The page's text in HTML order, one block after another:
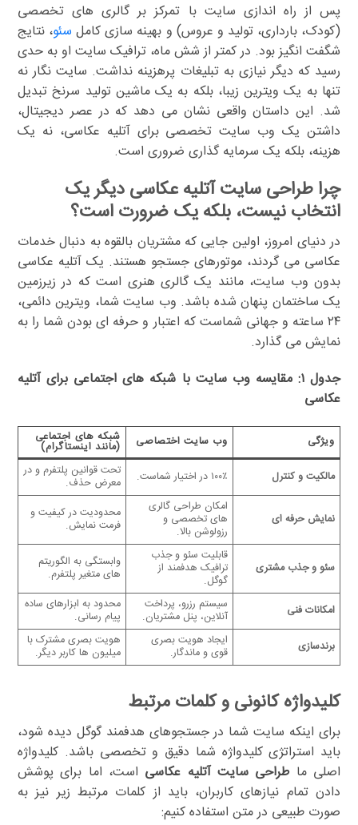
پس از راه اندازی سایت با تمرکز بر گالری های تخصصی
(کودک، بارداری، تولید و عروس) و بهینه سازی کامل سئو، نتایج
شگفت انگیز بود. در کمتر از شش ماه، ترافیک سایت او به حدی
رسید که دیگر نیازی به تبلیغات پرهزینه نداشت. سایت نگار نه
تنها به یک ویترین زیبا، بلکه به یک ماشین تولید سرنخ تبدیل
شد. این داستان واقعی نشان می دهد که در عصر دیجیتال،
داشتن یک وب سایت تخصصی برای آتلیه عکاسی، نه یک
هزینه، بلکه یک سرمایه گذاری ضروری است.
چرا طراحی سایت آتلیه عکاسی دیگر یک
انتخاب نیست، بلکه یک ضرورت است؟
در دنیای امروز، اولین جایی که مشتریان بالقوه به دنبال خدمات
عکاسی می گردند، موتورهای جستجو هستند. یک آتلیه عکاسی
بدون وب سایت، مانند یک گالری هنری است که در زیرزمین
یک ساختمان پنهان شده باشد. وب سایت شما، ویترین دائمی،
۲۴ ساعته و جهانی شماست که اعتبار و حرفه ای بودن شما را به
نمایش می گذارد.
جدول ۱: مقایسه وب سایت با شبکه های اجتماعی برای آتلیه
عکاسی
ویژگی وب سایت اختصاصی شبکه های اجتماعی
(مانند اینستاگرام)
مالکیت و کنترل
۱۰۰٪ در اختیار شماست. تحت قوانین پلتفرم و در
معرض حذف.
نمایش حرفه ای
امکان طراحی گالری
های تخصصی و
رزولوشن بالا.
محدودیت در کیفیت و
فرمت نمایش.
سئو و جذب مشتری
قابلیت سئو و جذب
ترافیک هدفمند از
گوگل.
وابستگی به الگوریتم
های متغیر پلتفرم.
امکانات فنی سیستم رزرو، پرداخت
آنلاین، پنل مشتریان.
محدود به ابزارهای ساده
پیام رسانی.
برندسازی
ایجاد هویت بصری
قوی و ماندگار.
هویت بصری مشترک با
میلیون ها کاربر دیگر.
کلیدواژه کانونی و کلمات مرتبط
برای اینکه سایت شما در جستجوهای هدفمند گوگل دیده شود،
باید استراتژی کلیدواژه شما دقیق و تخصصی باشد. کلیدواژه
اصلی ماطراحی سایت آتلیه عکاسی است، اما برای پوشش
دادن تمام نیازهای کاربران، باید از کلمات مرتبط زیر نیز به
صورت طبیعی در متن استفاده کنیم: